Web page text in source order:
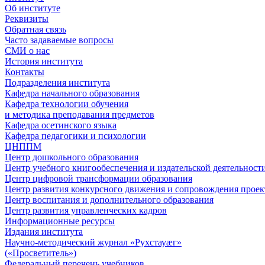
Об институте
Реквизиты
Обратная связь
Часто задаваемые вопросы
СМИ о нас
История института
Контакты
Подразделения института
Кафедра начального образования
Кафедра технологии обучения
и методика преподавания предметов
Кафедра осетинского языка
Кафедра педагогики и психологии
ЦНППМ
Центр дошкольного образования
Центр учебного книгообеспечения и издательской
Центр цифровой трансформации образования
Центр развития конкурсного движения и сопровождения
Центр воспитания и дополнительного образования
Центр развития управленческих кадров
Информационные ресурсы
Издания института
Научно-методический журнал «Рухстауæг»
(«Просветитель»)